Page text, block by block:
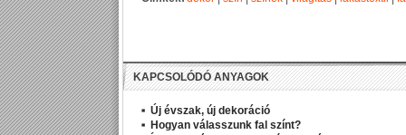
KAPCSOLÓDÓ ANYAGOK
Új évszak, új dekoráció
Hogyan válasszunk fal színt?